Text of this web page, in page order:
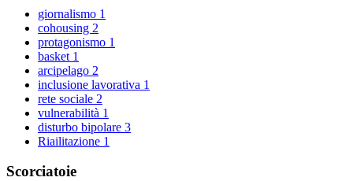
giornalismo 1
cohousing 2
protagonismo 1
basket 1
arcipelago 2
inclusione lavorativa 1
rete sociale 2
vulnerabilità 1
disturbo bipolare 3
Riailitazione 1
Scorciatoie